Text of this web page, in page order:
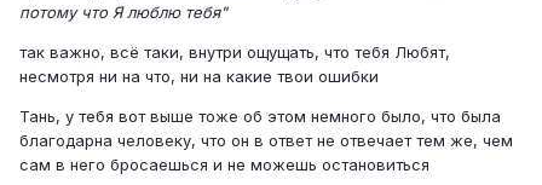
потому что Я люблю тебя"
так важно, всё таки, внутри ощущать, что тебя Любят,
несмотря ни на что, ни на какие твои ошибки
Тань, у тебя вот выше тоже об этом немного было, что была
благодарна человеку, что он в ответ не отвечает тем же, чем
сам в него бросаешься и не можешь остановиться